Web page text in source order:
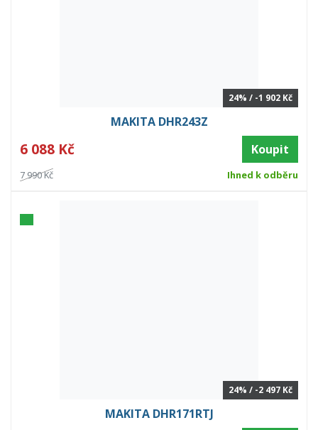
24% / -1 902 Kč
MAKITA DHR243Z
6 088 Kč Koupit
7 990 Kč Ihned k odběru
24% / -2 497 Kč
MAKITA DHR171RTJ